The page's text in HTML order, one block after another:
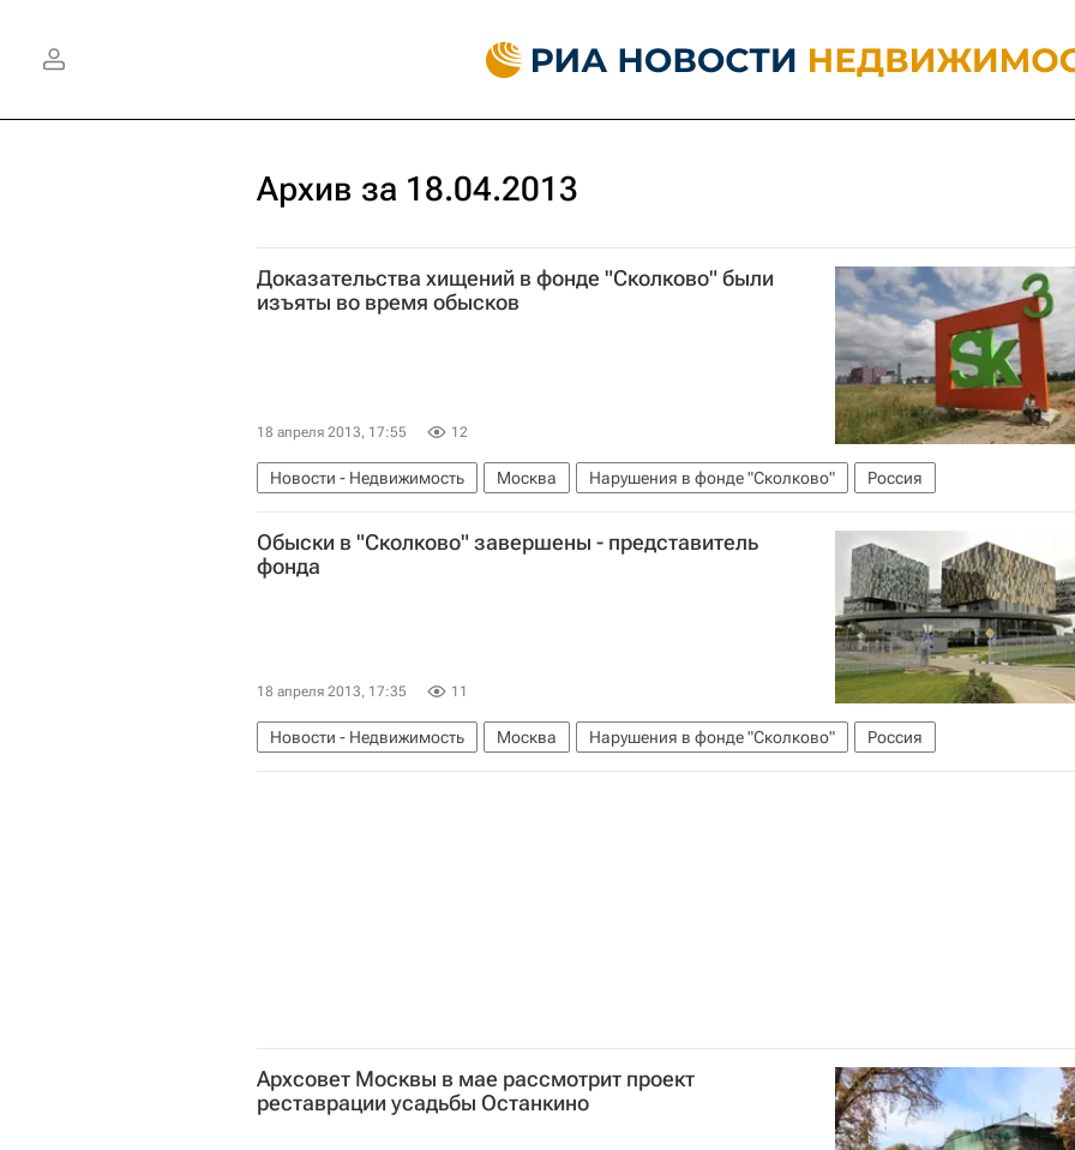
Архив за 18.04.2013
Доказательства хищений в фонде "Сколково" были
изъяты во время обысков
18 апреля 2013, 17:55 12
Новости - Недвижимость Москва Нарушения в фонде "Сколково" Россия
Обыски в "Сколково" завершены - представитель
фонда
18 апреля 2013, 17:35 11
Новости - Недвижимость Москва Нарушения в фонде "Сколково" Россия
Архсовет Москвы в мае рассмотрит проект
реставрации усадьбы Останкино